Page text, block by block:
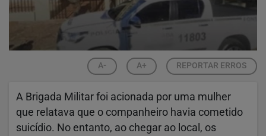
A- A+ REPORTAR ERROS
A Brigada Militar foi acionada por uma mulher
que relatava que o companheiro havia cometido
suicídio. No entanto, ao chegar ao local, os